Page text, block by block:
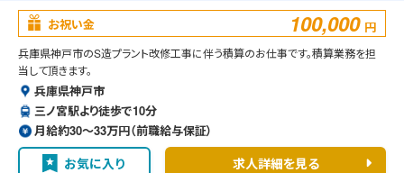
お祝い金 100,000 円
兵庫県神戸市のS造プラント改修工事に伴う積算のお仕事です。積算業務を担
当して頂きます。
兵庫県神戸市
三ノ宮駅より徒歩で10分
月給約30〜33万円（前職給与保証）
お気に入り 求人詳細を見る